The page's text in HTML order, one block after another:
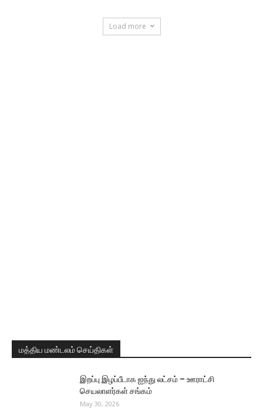
Load more
மத்திய மண்டலம் செய்திகள்
இறப்பு இழப்பீடாக ஐந்து லட்சம் – ஊராட்சி
செயலாளர்கள் சங்கம்
May 30, 2026